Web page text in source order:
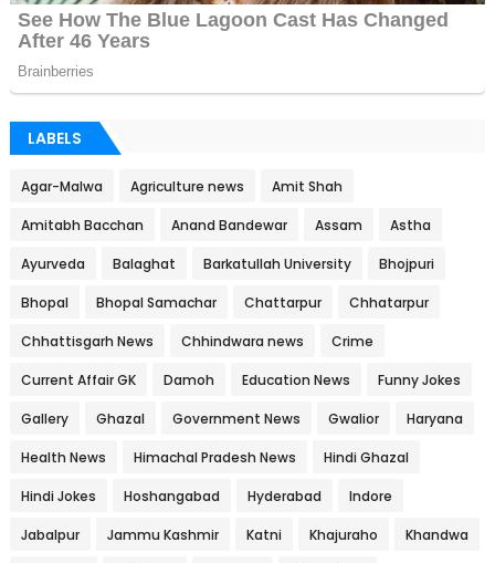
LABELS
Agar-Malwa Agriculture news Amit Shah
Amitabh Bacchan Anand Bandewar Assam Astha
Ayurveda Balaghat Barkatullah University Bhojpuri
Bhopal Bhopal Samachar Chattarpur Chhatarpur
Chhattisgarh News Chhindwara news Crime
Current Affair GK Damoh Education News Funny Jokes
Gallery Ghazal Government News Gwalior Haryana
Health News Himachal Pradesh News Hindi Ghazal
Hindi Jokes Hoshangabad Hyderabad Indore
Jabalpur Jammu Kashmir Katni Khajuraho Khandwa